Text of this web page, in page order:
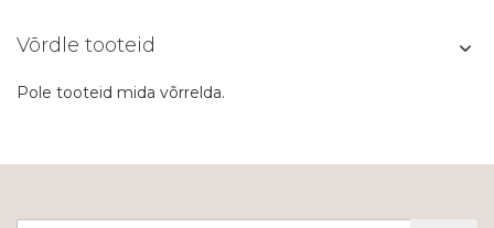
Võrdle tooteid
Pole tooteid mida võrrelda.